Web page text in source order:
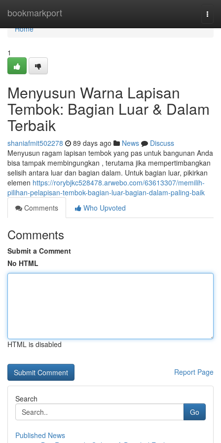
bookmarkport
Home
Home
1
Menyusun Warna Lapisan
Tembok: Bagian Luar & Dalam
Terbaik
shaniafmit502278 89 days ago News
Discuss
Menyusun ragam lapisan tembok yang pas untuk bangunan Anda
bisa tampak membingungkan , terutama jika mempertimbangkan
selisih antara luar dan bagian dalam. Untuk bagian luar, pikirkan
elemen https://rorybjkc528478.arwebo.com/63613307/memilih-
pilihan-pelapisan-tembok-bagian-luar-bagian-dalam-paling-baik
Comments
Who Upvoted
Comments
Submit a Comment
No HTML
HTML is disabled
Report Page
Search
Go
Published News